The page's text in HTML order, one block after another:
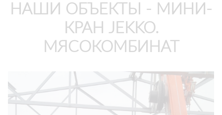
НАШИ ОБЪЕКТЫ - МИНИ-
КРАН JEKKO.
МЯСОКОМБИНАТ